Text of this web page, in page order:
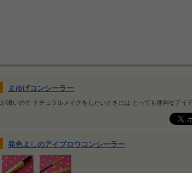
まゆげコンシーラー
濃いので ナチュラルメイクをしたいときには とっても便利なアイ
発色よしのアイブロウコンシーラー